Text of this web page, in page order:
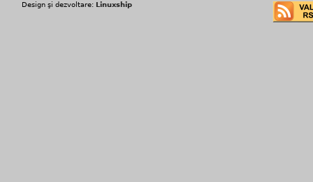
Design şi dezvoltare: Linuxship